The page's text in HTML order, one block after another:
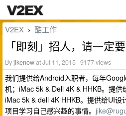
V2EX › 酷工作
「即刻」招人，请一定
Byjikenowat Jul 11, 2015 · 9177 views
我们提供给Android入职者，每年
机；iMac 5k & Dell 4K & HHKB。提
iMac 5k & dell 4K HHKB。提供给UI设
项目学习自己感兴趣的事情。